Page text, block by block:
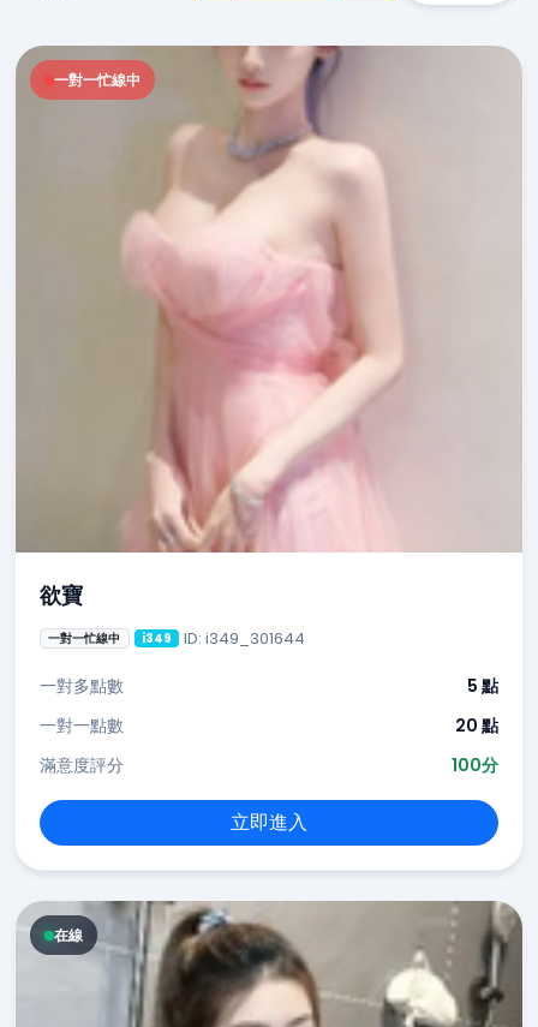
一對一忙線中
欲寶
一對一忙線中 i349 ID: i349_301644
一對多點數
5 點
一對一點數
20 點
滿意度評分
100分
立即進入
在線